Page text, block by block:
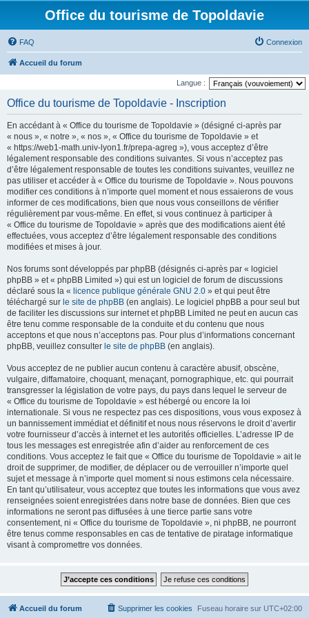
Office du tourisme de Topoldavie
FAQ Connexion
Accueil du forum
Langue :
Office du tourisme de Topoldavie - Inscription
En accédant à « Office du tourisme de Topoldavie » (désigné ci-après par
« nous », « notre », « nos », « Office du tourisme de Topoldavie » et
« https://web1-math.univ-lyon1.fr/prepa-agreg »), vous acceptez d’être
légalement responsable des conditions suivantes. Si vous n’acceptez pas
d’être légalement responsable de toutes les conditions suivantes, veuillez ne
pas utiliser et accéder à « Office du tourisme de Topoldavie ». Nous pouvons
modifier ces conditions à n’importe quel moment et nous essaierons de vous
informer de ces modifications, bien que nous vous conseillons de vérifier
régulièrement par vous-même. En effet, si vous continuez à participer à
« Office du tourisme de Topoldavie » après que des modifications aient été
effectuées, vous acceptez d’être légalement responsable des conditions
modifiées et mises à jour.
Nos forums sont développés par phpBB (désignés ci-après par « logiciel
phpBB » et « phpBB Limited ») qui est un logiciel de forum de discussions
déclaré sous la « licence publique générale GNU 2.0 » et qui peut être
téléchargé sur le site de phpBB (en anglais). Le logiciel phpBB a pour seul but
de faciliter les discussions sur internet et phpBB Limited ne peut en aucun cas
être tenu comme responsable de la conduite et du contenu que nous
acceptons et que nous n’acceptons pas. Pour plus d’informations concernant
phpBB, veuillez consulter le site de phpBB (en anglais).
Vous acceptez de ne publier aucun contenu à caractère abusif, obscène,
vulgaire, diffamatoire, choquant, menaçant, pornographique, etc. qui pourrait
transgresser la législation de votre pays, du pays dans lequel le serveur de
« Office du tourisme de Topoldavie » est hébergé ou encore la loi
internationale. Si vous ne respectez pas ces dispositions, vous vous exposez à
un bannissement immédiat et définitif et nous nous réservons le droit d’avertir
votre fournisseur d’accès à internet et les autorités officielles. L’adresse IP de
tous les messages est enregistrée afin d’aider au renforcement de ces
conditions. Vous acceptez le fait que « Office du tourisme de Topoldavie » ait le
droit de supprimer, de modifier, de déplacer ou de verrouiller n’importe quel
sujet et message à n’importe quel moment si nous estimons cela nécessaire.
En tant qu’utilisateur, vous acceptez que toutes les informations que vous avez
renseignées soient enregistrées dans notre base de données. Bien que ces
informations ne seront pas diffusées à une tierce partie sans votre
consentement, ni « Office du tourisme de Topoldavie », ni phpBB, ne pourront
être tenus comme responsables en cas de tentative de piratage informatique
visant à compromettre vos données.
Accueil du forum Fuseau horaire sur UTC+02:00
Supprimer les cookies